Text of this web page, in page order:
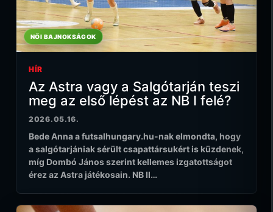
NŐI BAJNOKSÁGOK
HÍR
Az Astra vagy a Salgótarján teszi
meg az első lépést az NB I felé?
2026.05.16.
Bede Anna a futsalhungary.hu-nak elmondta, hogy
a salgótarjániak sérült csapattársukért is küzdenek,
míg Dombó János szerint kellemes izgatottságot
érez az Astra játékosain. NB II…